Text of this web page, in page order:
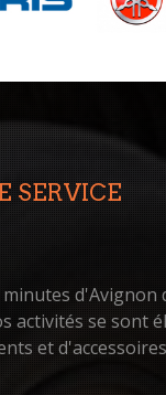
SERVICE
d'Avignon
activités se sont
et